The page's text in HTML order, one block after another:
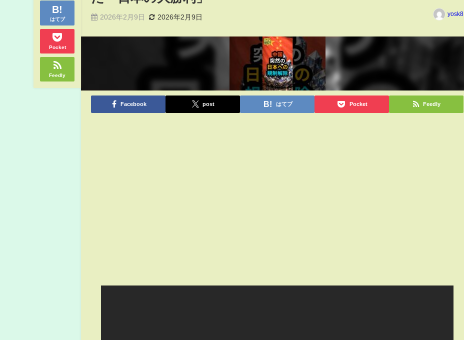
はてブ
Pocket
Feedly
2026年2月9日 2026年2月9日 yosk8
Facebook post はてブ Pocket Feedly